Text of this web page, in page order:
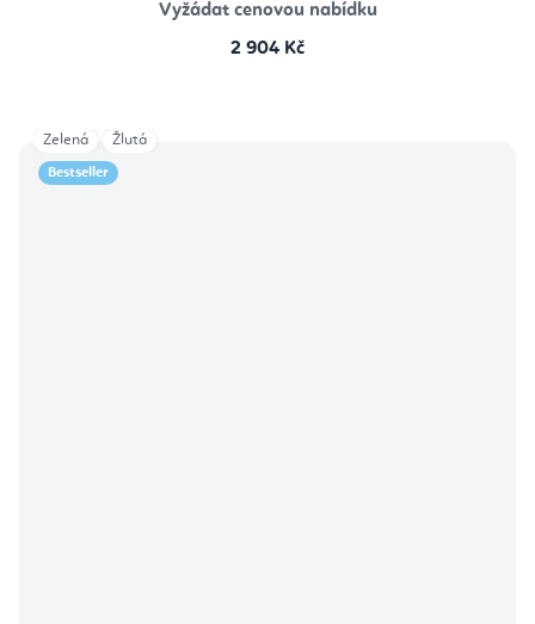
Vyžádat cenovou nabídku
2 904 Kč
Bestseller
Zelená Žlutá